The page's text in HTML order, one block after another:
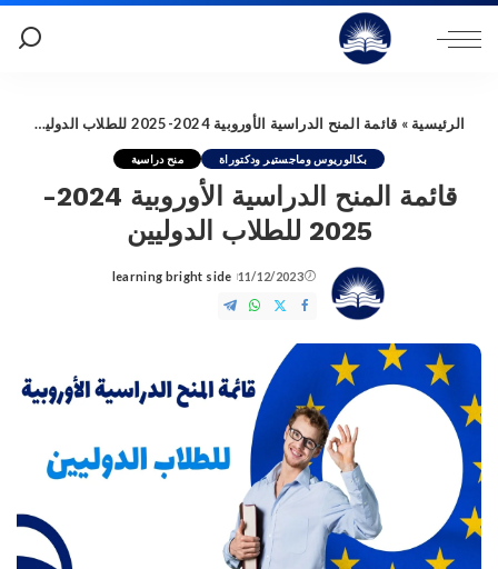
الرئيسية » قائمة المنح الدراسية الأوروبية 2024-2025 للطلاب الدوليين
بكالوريوس وماجستير ودكتوراة منح دراسية
قائمة المنح الدراسية الأوروبية 2024-
2025 للطلاب الدوليين
11/12/2023
Posted
by
learning bright side